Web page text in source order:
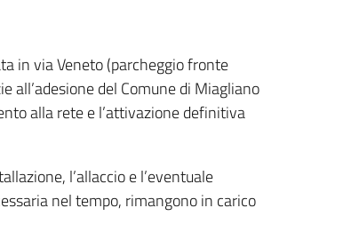
in via Veneto (parcheggio fronte
all’adesione del Comune di Miagliano
alla rete e l’attivazione definitiva
l’allaccio e l’eventuale
nel tempo, rimangono in carico